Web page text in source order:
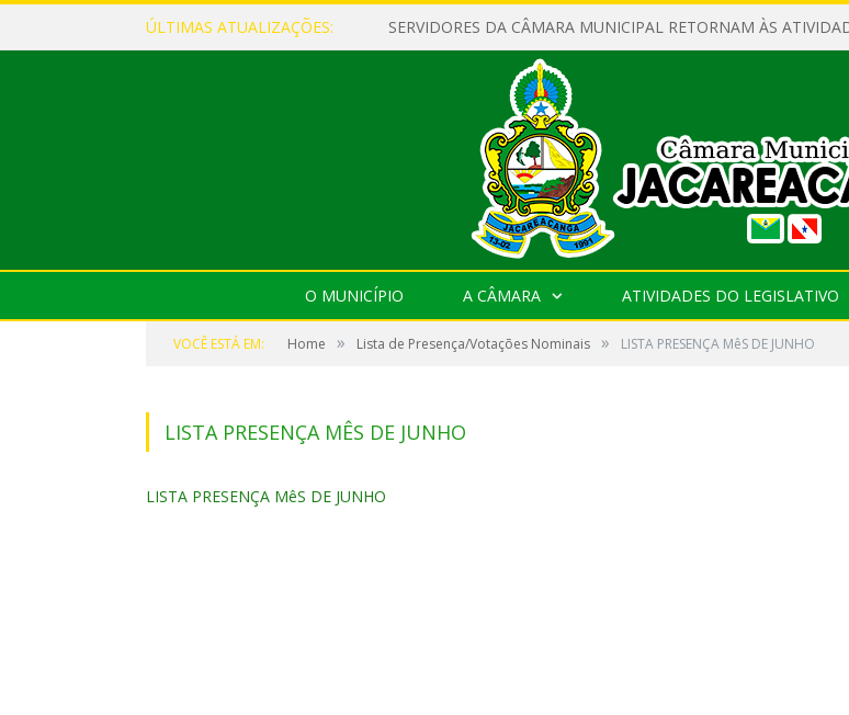
ÚLTIMAS ATUALIZAÇÕES:
O MUNICÍPIO A CÂMARA ATIVIDADES DO LEGISLATIVO
VOCÊ ESTÁ EM: Home » Lista de Presença/Votações Nominais » LISTA PRESENÇA MêS DE JUNHO
LISTA PRESENÇA MÊS DE JUNHO
LISTA PRESENÇA MêS DE JUNHO